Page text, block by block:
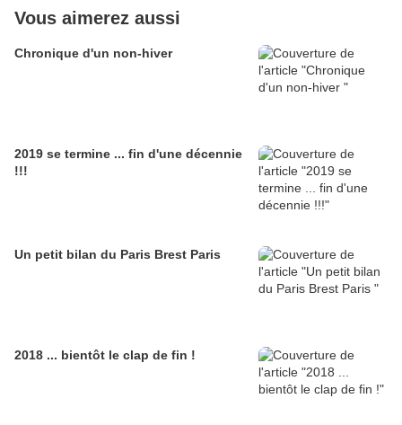
Vous aimerez aussi
Chronique d'un non-hiver
2019 se termine ... fin d'une décennie
!!!
Un petit bilan du Paris Brest Paris
2018 ... bientôt le clap de fin !